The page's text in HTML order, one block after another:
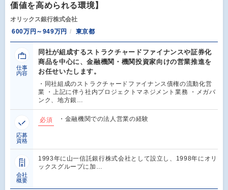
価値を高められる環境】
オリックス銀行株式会社
600万円～949万円
東京都
仕事
内容
同社が組成するストラクチャードファイナンスや証券化
商品を中心に、金融機関・機関投資家向けの営業推進を
お任せいたします。
・同社組成のストラクチャードファイナンス債権の流動化営
業 ・上記に伴う社内プロジェクトマネジメント業務 ・メガバ
ンク、地方銀…
応募
資格
必須 ・金融機関での法人営業の経験
会社
概要
1993年に山一信託銀行株式会社として設立し、1998年にオリ
ックスグループに加…